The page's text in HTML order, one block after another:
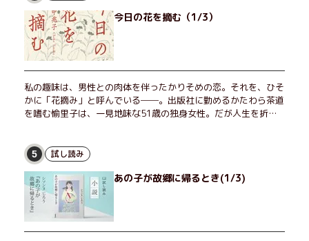
今日の花を摘む（1/3）
私の趣味は、男性との肉体を伴ったかりそめの恋。それを、ひそ
かに「花摘み」と呼んでいる──。出版社に勤めるかたわら茶道
を嗜む愉里子は、一見地味な51歳の独身女性。だが人生を折り
せる男が現れた。茶の湯の粋人、70歳の万江島だ。だが彼に
は、ある秘密があった……。自分の心と身体を偽らない女たちの
姿と、その連帯を描く。赤裸々にして切実な、セクシュアリティ
をめぐる物語。
5 試し読み
あの子が故郷に帰るとき(1/3)